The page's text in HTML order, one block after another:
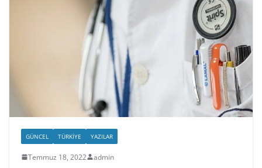
GÜNCEL TÜRKIYE YAZILAR
Temmuz 18, 2022 admin